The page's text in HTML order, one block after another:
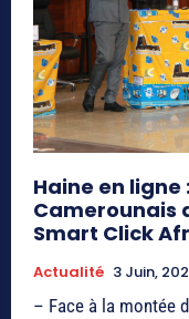
Haine en
Camerounais
Smart Click
Actualité 3 Juin,
– Face à la montée